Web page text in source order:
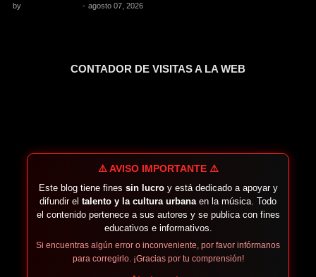
by - agosto 07, 2026
CONTADOR DE VISITAS A LA WEB
⚠️ AVISO IMPORTANTE ⚠️
Este blog tiene fines sin lucroy está dedicado a apoyar y
difundir el talento y la cultura urbana en la música. Todo
el contenido pertenece a sus autores y se publica con fines
educativos e informativos.
Si encuentras algún error o inconveniente, por favor infórmanos
para corregirlo. ¡Gracias por tu comprensión!